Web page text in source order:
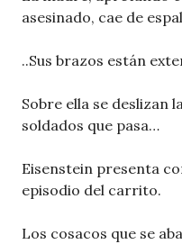
asesinado, cae de
..Sus brazos están
Sobre ella se deslizan
soldados que pasa…
Eisenstein presenta
episodio del carrito.
Los cosacos que se